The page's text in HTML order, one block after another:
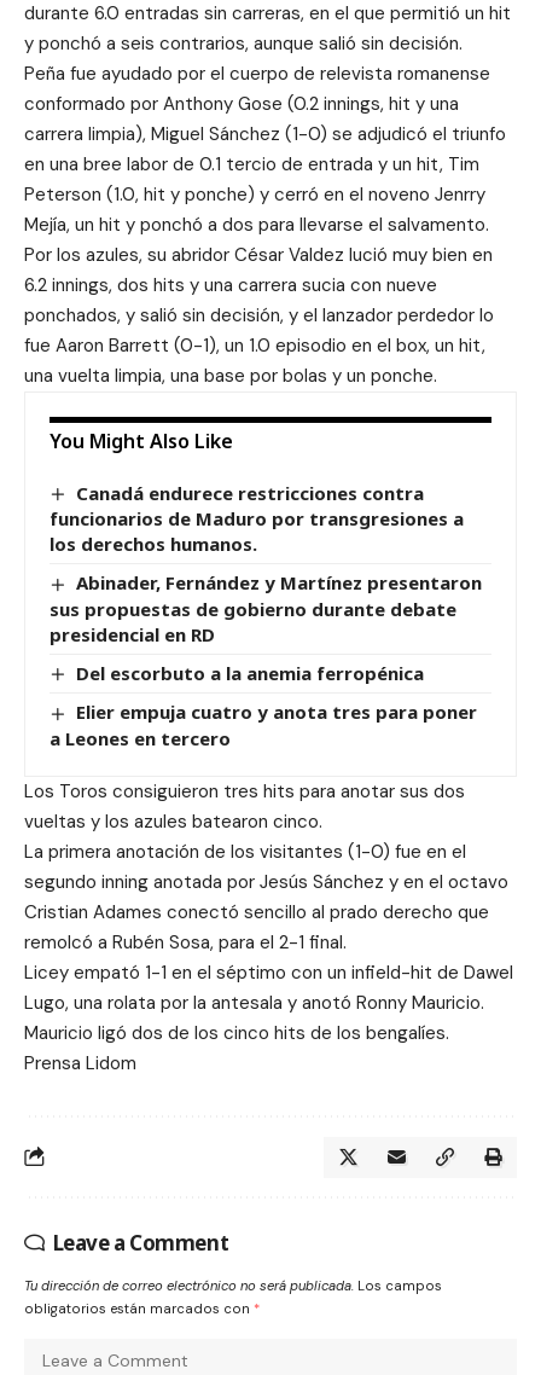
durante 6.0 entradas sin carreras, en el que permitió un hit
y ponchó a seis contrarios, aunque salió sin decisión.
Peña fue ayudado por el cuerpo de relevista romanense
conformado por Anthony Gose (0.2 innings, hit y una
carrera limpia), Miguel Sánchez (1-0) se adjudicó el triunfo
en una bree labor de 0.1 tercio de entrada y un hit, Tim
Peterson (1.0, hit y ponche) y cerró en el noveno Jenrry
Mejía, un hit y ponchó a dos para llevarse el salvamento.
Por los azules, su abridor César Valdez lució muy bien en
6.2 innings, dos hits y una carrera sucia con nueve
ponchados, y salió sin decisión, y el lanzador perdedor lo
fue Aaron Barrett (0-1), un 1.0 episodio en el box, un hit,
una vuelta limpia, una base por bolas y un ponche.
You Might Also Like
Canadá endurece restricciones contra
funcionarios de Maduro por transgresiones a
los derechos humanos.
Abinader, Fernández y Martínez presentaron
sus propuestas de gobierno durante debate
presidencial en RD
Del escorbuto a la anemia ferropénica
Elier empuja cuatro y anota tres para poner
a Leones en tercero
Los Toros consiguieron tres hits para anotar sus dos
vueltas y los azules batearon cinco.
La primera anotación de los visitantes (1-0) fue en el
segundo inning anotada por Jesús Sánchez y en el octavo
Cristian Adames conectó sencillo al prado derecho que
remolcó a Rubén Sosa, para el 2-1 final.
Licey empató 1-1 en el séptimo con un infield-hit de Dawel
Lugo, una rolata por la antesala y anotó Ronny Mauricio.
Mauricio ligó dos de los cinco hits de los bengalíes.
Prensa Lidom
Leave a Comment
Tu dirección de correo electrónico no será publicada. Los campos
obligatorios están marcados con *